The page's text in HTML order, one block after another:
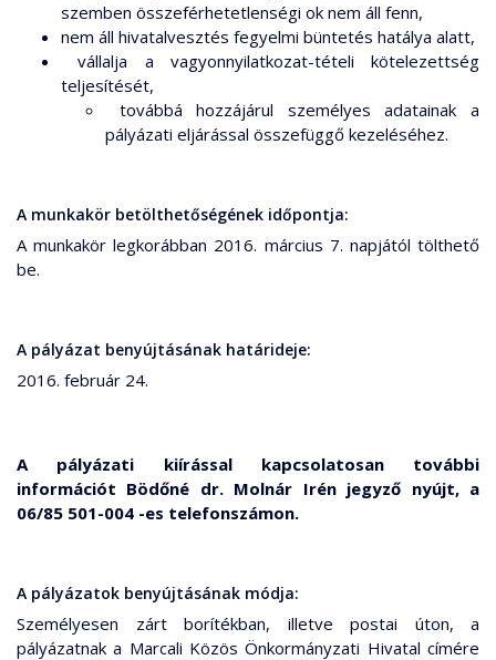
szemben összeférhetetlenségi ok nem áll fenn,
nem áll hivatalvesztés fegyelmi büntetés hatálya alatt,
vállalja a vagyonnyilatkozat-tételi kötelezettség
teljesítését,
továbbá hozzájárul személyes adatainak a
pályázati eljárással összefüggő kezeléséhez.
A munkakör betölthetőségének időpontja:
A munkakör legkorábban 2016. március 7. napjától tölthető
be.
A pályázat benyújtásának határideje:
2016. február 24.
A pályázati kiírással kapcsolatosan további
információt Bödőné dr. Molnár Irén jegyző nyújt, a
06/85 501-004 -es telefonszámon.
A pályázatok benyújtásának módja:
Személyesen zárt borítékban, illetve postai úton, a
pályázatnak a Marcali Közös Önkormányzati Hivatal címére